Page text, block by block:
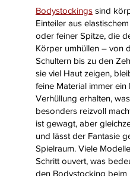
Bodystockings sind
Einteiler aus
oder feiner Spitze, die
Körper umhüllen – von
Schultern bis zu den
sie viel Haut zeigen,
feine Material immer ein
Verhüllung erhalten,
besonders reizvoll
ist gewagt, aber
und lässt der Fantasie
Spielraum. Viele
Schritt ouvert, was
den Bodystocking beim